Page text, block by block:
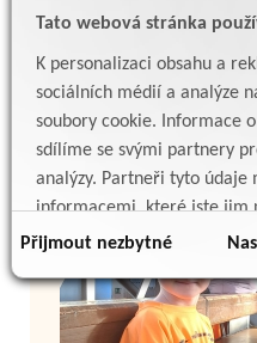
Tato webová stránka
K personalizaci obsahu a
sociálních médií a analýze
soubory cookie. Informace
sdílíme se svými partnery
analýzy. Partneři tyto údaje
informacemi, které jste jim
důsledku toho, že používáte
Přijmout nezbytné